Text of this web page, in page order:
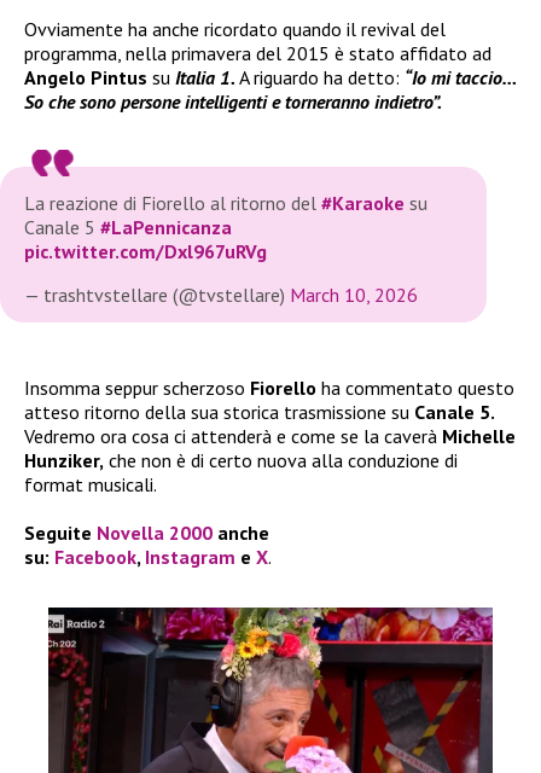
Ovviamente ha anche ricordato quando il revival del
programma, nella primavera del 2015 è stato affidato ad
Angelo Pintus su Italia 1. A riguardo ha detto: “Io mi taccio…
So che sono persone intelligenti e torneranno indietro”.
La reazione di Fiorello al ritorno del #Karaoke su
Canale 5 #LaPennicanza
pic.twitter.com/Dxl967uRVg
— trashtvstellare (@tvstellare) March 10, 2026
Insomma seppur scherzoso Fiorello ha commentato questo
atteso ritorno della sua storica trasmissione su Canale 5.
Vedremo ora cosa ci attenderà e come se la caverà Michelle
Hunziker, che non è di certo nuova alla conduzione di
format musicali.
Seguite Novella 2000 anche
su: Facebook, Instagram e X.